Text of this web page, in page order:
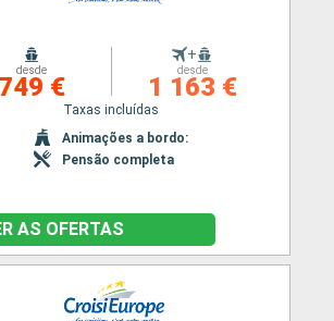
desde
749 €
+
desde
1 163 €
Taxas incluídas
Animações a bordo:
Pensão completa
AS OFERTAS